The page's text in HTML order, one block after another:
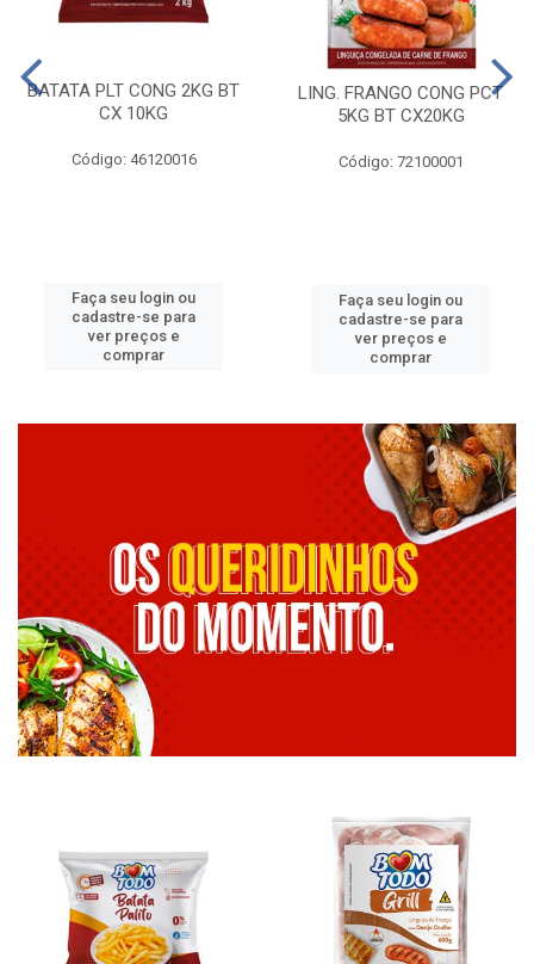
BATATA PLT CONG 2KG BT
CX 10KG
Código: 46120016
Faça seu login ou
cadastre-se para
ver preços e
comprar
LING. FRANGO CONG PCT
5KG BT CX20KG
Código: 72100001
Faça seu login ou
cadastre-se para
ver preços e
comprar